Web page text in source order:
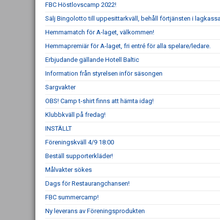
FBC Höstlovscamp 2022!
Sälj Bingolotto till uppesittarkväll, behåll förtjänsten i
Hemmamatch för A-laget, välkommen!
Hemmapremiär för A-laget, fri entré för alla spelare/ledare.
Erbjudande gällande Hotell Baltic
Information från styrelsen inför säsongen
Sargvakter
OBS! Camp t-shirt finns att hämta idag!
Klubbkväll på fredag!
INSTÄLLT
Föreningskväll 4/9 18:00
Beställ supporterkläder!
Målvakter sökes
Dags för Restaurangchansen!
FBC summercamp!
Ny leverans av Föreningsprodukten